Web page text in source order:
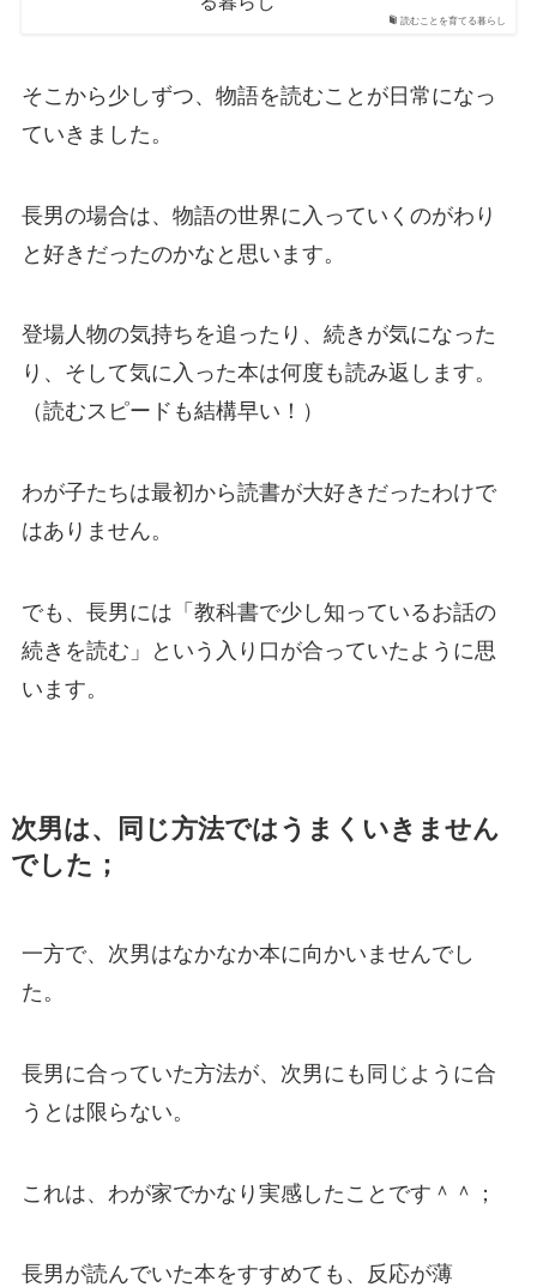
読むことを育てる暮らし
そこから少しずつ、物語を読むことが日常になっ
ていきました。
長男の場合は、物語の世界に入っていくのがわり
と好きだったのかなと思います。
登場人物の気持ちを追ったり、続きが気になった
り、そして気に入った本は何度も読み返します。
（読むスピードも結構早い！）
わが子たちは最初から読書が大好きだったわけで
はありません。
でも、長男には「教科書で少し知っているお話の
続きを読む」という入り口が合っていたように思
います。
次男は、同じ方法ではうまくいきません
でした ；
一方で、次男はなかなか本に向かいませんでし
た。
長男に合っていた方法が、次男にも同じように合
うとは限らない。
これは、わが家でかなり実感したことです＾＾；
長男が読んでいた本をすすめても、反応が薄